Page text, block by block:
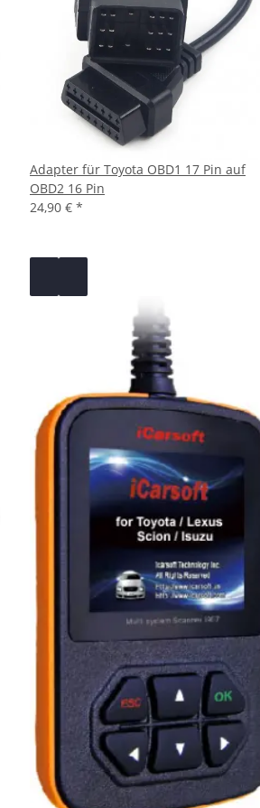
Adapter für Toyota OBD1 17 Pin auf
OBD2 16 Pin
24,90 € *